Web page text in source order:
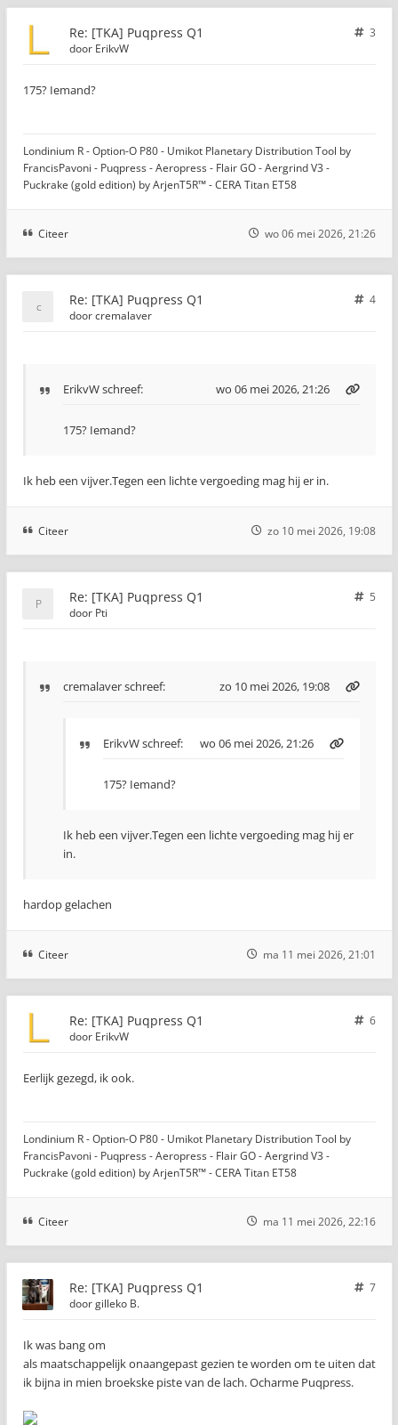
Re: [TKA] Puqpress Q1
3
door ErikvW
175? Iemand?
Londinium R - Option-O P80 - Umikot Planetary Distribution Tool by
FrancisPavoni - Puqpress - Aeropress - Flair GO - Aergrind V3 -
Puckrake (gold edition) by ArjenT5R™ - CERA Titan ET58
Citeer wo 06 mei 2026, 21:26
Re: [TKA] Puqpress Q1
4
doorcremalaver
ErikvWschreef: wo 06 mei 2026, 21:26
175? Iemand?
Ik heb een vijver.Tegen een lichte vergoeding mag hij er in.
Citeer zo 10 mei 2026, 19:08
Re: [TKA] Puqpress Q1
5
door Pti
cremalaverschreef: zo 10 mei 2026, 19:08
ErikvWschreef: wo 06 mei 2026, 21:26
175? Iemand?
Ik heb een vijver.Tegen een lichte vergoeding mag hij er
in.
hardop gelachen
Citeer ma 11 mei 2026, 21:01
Re: [TKA] Puqpress Q1
6
door ErikvW
Eerlijk gezegd, ik ook.
Londinium R - Option-O P80 - Umikot Planetary Distribution Tool by
FrancisPavoni - Puqpress - Aeropress - Flair GO - Aergrind V3 -
Puckrake (gold edition) by ArjenT5R™ - CERA Titan ET58
Citeer ma 11 mei 2026, 22:16
Re: [TKA] Puqpress Q1
7
doorgilleko B.
Ik was bang om
als maatschappelijk onaangepast gezien te worden om te uiten dat
ik bijna in mien broekske piste van de lach. Ocharme Puqpress.